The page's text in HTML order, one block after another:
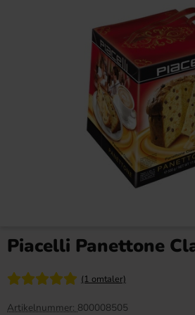
Cake Bakmix 425g(BF:2026-
08-14)
Piacelli Panettone
(1 omtaler)
Artikelnummer: 800008505